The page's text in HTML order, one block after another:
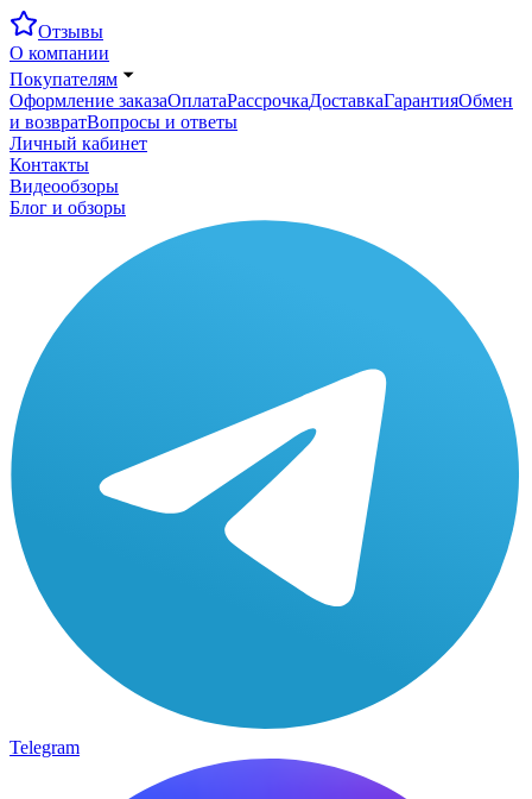
Отзывы
О компании
Покупателям
Оформление заказаОплатаРассрочкаДоставкаГарантияОбмен
и возвратВопросы и ответы
Личный кабинет
Контакты
Видеообзоры
Блог и обзоры
Telegram